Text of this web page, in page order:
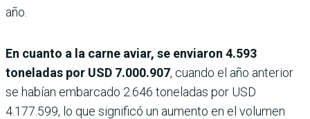
año.
En cuanto a la carne aviar, se enviaron 4.593
toneladas por USD 7.000.907, cuando el año anterior
se habían embarcado 2.646 toneladas por USD
4.177.599, lo que significó un aumento en el volumen